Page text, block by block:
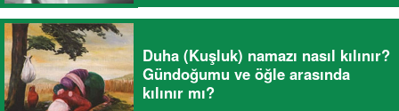
Duha (Kuşluk) namazı nasıl kılınır?
Gündoğumu ve öğle arasında
kılınır mı?